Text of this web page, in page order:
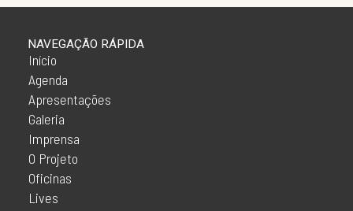
Início
Agenda
Apresentações
Galeria
Imprensa
O Projeto
Oficinas
Lives
NAVEGAÇÃO RÁPIDA